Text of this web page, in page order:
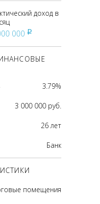
доход в
000 pуб
3.79%
3 000 000 руб.
26 лет
Банк
помещения